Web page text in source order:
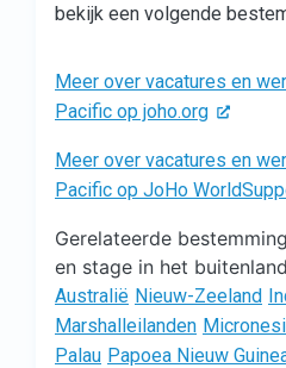
bekijk een volgende
Meer over vacatures en
Pacific op joho.org
Meer over vacatures en
Pacific op JoHo
Gerelateerde
en stage in het buitenland
Australië Nieuw-Zeeland
Marshalleilanden
Palau Papoea Nieuw